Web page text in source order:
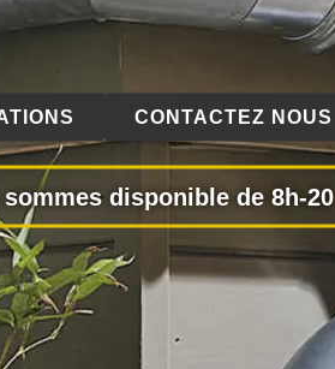
CONTACTEZ NOUS
sommes disponible de 8h-20